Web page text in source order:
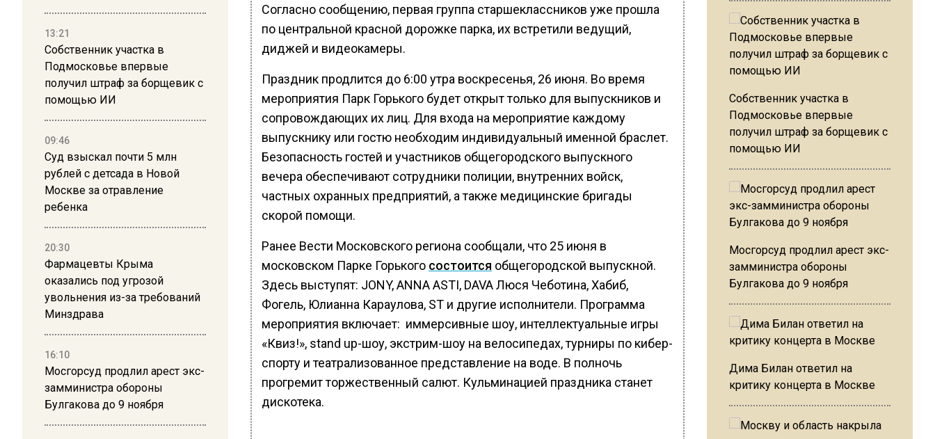
13:21
Собственник участка в
Подмосковье впервые
получил штраф за борщевик с
помощью ИИ
09:46
Суд взыскал почти 5 млн
рублей с детсада в Новой
Москве за отравление
ребенка
20:30
Фармацевты Крыма
оказались под угрозой
увольнения из-за требований
Минздрава
16:10
Мосгорсуд продлил арест экс-
замминистра обороны
Булгакова до 9 ноября
Согласно сообщению, первая группа старшеклассников уже прошла
по центральной красной дорожке парка, их встретили ведущий,
диджей и видеокамеры.
Праздник продлится до 6:00 утра воскресенья, 26 июня. Во время
мероприятия Парк Горького будет открыт только для выпускников и
сопровождающих их лиц. Для входа на мероприятие каждому
выпускнику или гостю необходим индивидуальный именной браслет.
Безопасность гостей и участников общегородского выпускного
вечера обеспечивают сотрудники полиции, внутренних войск,
частных охранных предприятий, а также медицинские бригады
скорой помощи.
Ранее Вести Московского региона сообщали, что 25 июня в
московском Парке Горького состоится общегородской выпускной.
Здесь выступят: JONY, ANNA ASTI, DAVA Люся Чеботина, Хабиб,
Фогель, Юлианна Караулова, ST и другие исполнители. Программа
мероприятия включает: иммерсивные шоу, интеллектуальные игры
«Квиз!», stand up-шоу, экстрим-шоу на велосипедах, турниры по кибер-
спорту и театрализованное представление на воде. В полночь
прогремит торжественный салют. Кульминацией праздника станет
дискотека.
Собственник участка в
Подмосковье впервые
получил штраф за борщевик с
помощью ИИ
Мосгорсуд продлил арест экс-
замминистра обороны
Булгакова до 9 ноября
Дима Билан ответил на
критику концерта в Москве